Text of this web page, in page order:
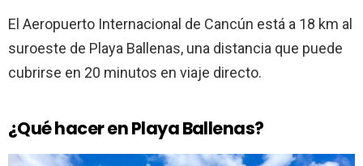
El Aeropuerto Internacional de Cancún está a 18 km al
suroeste de Playa Ballenas, una distancia que puede
cubrirse en 20 minutos en viaje directo.
¿Qué hacer en Playa Ballenas?